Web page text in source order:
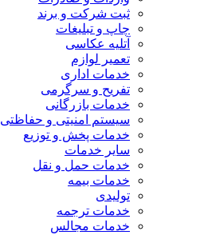
ثبت شرکت و برند
چاپ و تبلیغات
آتلیه عکاسی
تعمیر لوازم
خدمات اداری
تفریح و سرگرمی
خدمات بازرگانی
سیستم امنیتی و حفاظتی
خدمات پخش و توزیع
سایر خدمات
خدمات حمل و نقل
خدمات بیمه
تولیدی
خدمات ترجمه
خدمات مجالس